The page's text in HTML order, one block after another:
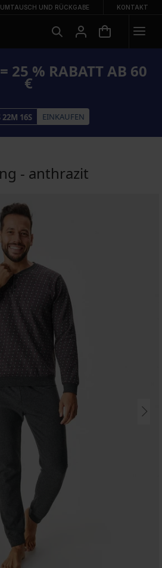
UMTAUSCH UND RÜCKGABE KONTAKT
25 % RABATT AB 60
€
22M 15S EINKAUFEN
- anthrazit